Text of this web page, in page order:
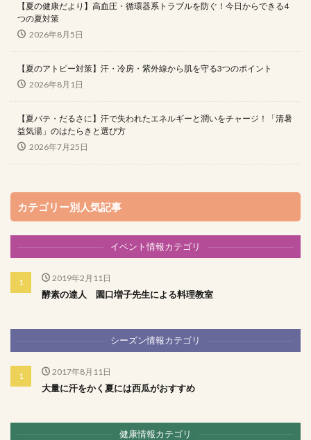
【夏の健康だより】高血圧・循環器系トラブルを防ぐ！今日からできる4
つの夏対策
2026年8月5日
【夏のアトピー対策】汗・冷房・紫外線から肌を守る3つのポイント
2026年8月1日
【夏バテ・だるさに】汗で失われたエネルギーと潤いをチャージ！「清暑
益気湯」のはたらきと選び方
2026年7月25日
カテゴリー別人気記事
イベント情報カテゴリ
2019年2月11日
酵素の達人 園口増子先生による料理教室
シーズン情報カテゴリ
2017年8月11日
大量に汗をかく夏には西瓜がおすすめ
健康情報カテゴリ